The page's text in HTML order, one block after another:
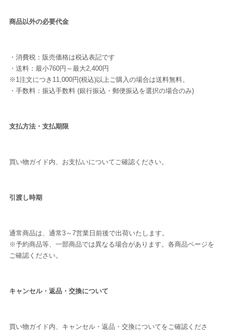
商品以外の必要代金
・消費税：販売価格は税込表記です
・送料：最小760円～最大2,400円
※1注文につき11,000円(税込)以上ご購入の場合は送料無料。
・手数料：振込手数料 (銀行振込・郵便振込を選択の場合のみ)
支払方法・支払期限
買い物ガイド内、お支払いについてご確認ください。
引渡し時期
通常商品は、通常3～7営業日前後で出荷いたします。
※予約商品等、一部商品では異なる場合があります。各商品ページを
ご確認ください。
キャンセル・返品・交換について
買い物ガイド内、キャンセル・返品・交換についてをご確認くださ